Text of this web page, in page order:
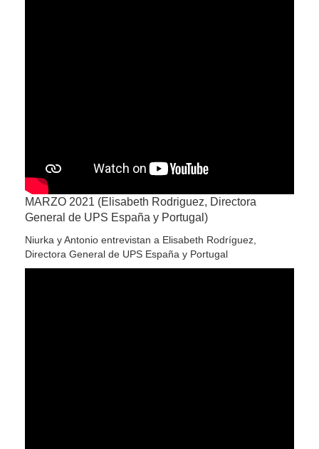
MARZO 2021 (Elisabeth Rodriguez, Directora
General de UPS España y Portugal)
Niurka y Antonio entrevistan a Elisabeth Rodríguez,
Directora General de UPS España y Portugal